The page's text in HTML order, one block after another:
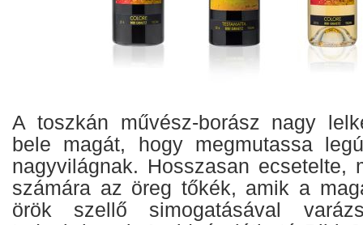
A toszkán művész-borász nagy
bele magát, hogy megmutassa
nagyvilágnak. Hosszasan ecsetelte,
számára az öreg tőkék, amik a
örök szellő simogatásával